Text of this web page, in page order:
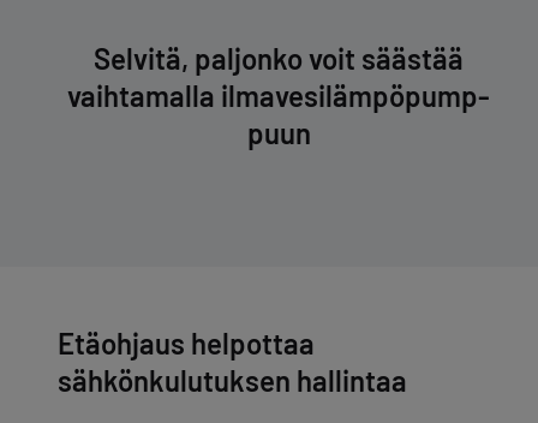
Selvitä, paljonko voit säästää
vaihtamalla il­ma­ve­si­läm­pö­pump­
puun
Etäohjaus helpottaa
sähkönkulutuksen hallintaa